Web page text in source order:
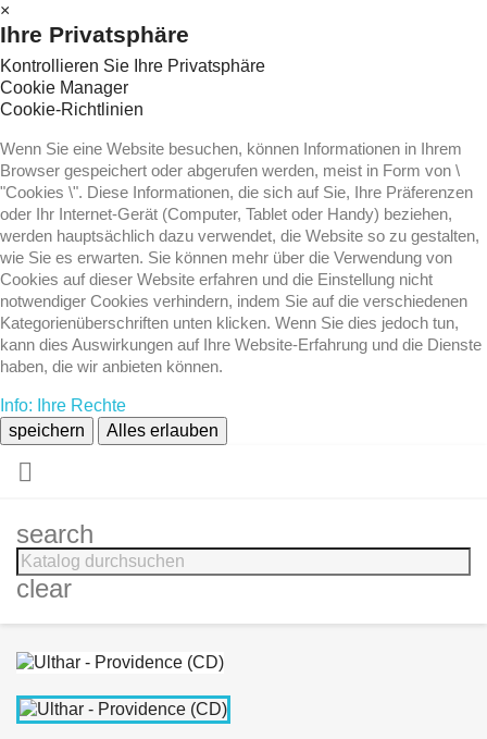
×
Ihre Privatsphäre
Kontrollieren Sie Ihre Privatsphäre
Cookie Manager
Cookie-Richtlinien
Wenn Sie eine Website besuchen, können Informationen in Ihrem
Browser gespeichert oder abgerufen werden, meist in Form von \
"Cookies \". Diese Informationen, die sich auf Sie, Ihre Präferenzen
oder Ihr Internet-Gerät (Computer, Tablet oder Handy) beziehen,
werden hauptsächlich dazu verwendet, die Website so zu gestalten,
wie Sie es erwarten. Sie können mehr über die Verwendung von
Cookies auf dieser Website erfahren und die Einstellung nicht
notwendiger Cookies verhindern, indem Sie auf die verschiedenen
Kategorienüberschriften unten klicken. Wenn Sie dies jedoch tun,
kann dies Auswirkungen auf Ihre Website-Erfahrung und die Dienste
haben, die wir anbieten können.
Info: Ihre Rechte
speichern
Alles erlauben

search
clear